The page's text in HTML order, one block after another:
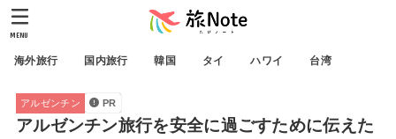
海外旅行 国内旅行 韓国 タイ ハワイ 台湾
MENU
アルゼンチン PR
アルゼンチン旅行を安全に過ごすために伝えた